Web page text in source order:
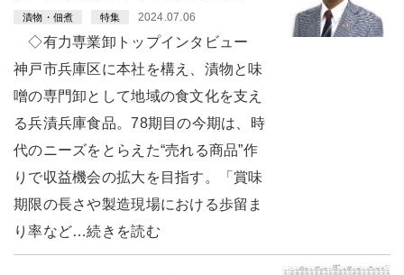
漬物・佃煮 特集 2024.07.06
◇有力専業卸トップインタビュー
神戸市兵庫区に本社を構え、漬物と味
噌の専門卸として地域の食文化を支え
る兵漬兵庫食品。78期目の今期は、時
代のニーズをとらえた“売れる商品”作
りで収益機会の拡大を目指す。「賞味
期限の長さや製造現場における歩留ま
り率など…続きを読む